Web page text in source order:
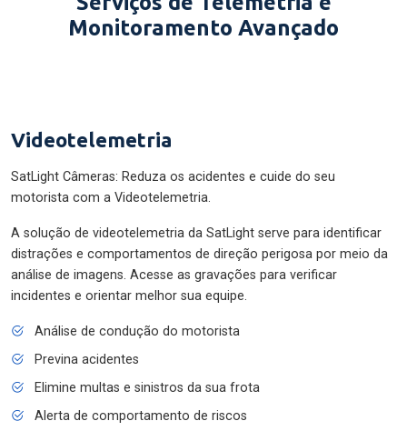
Monitoramento Avançado
Videotelemetria
SatLight Câmeras: Reduza os acidentes e cuide do seu
motorista com a Videotelemetria.
A solução de videotelemetria da SatLight serve para identificar
distrações e comportamentos de direção perigosa por meio da
análise de imagens. Acesse as gravações para verificar
incidentes e orientar melhor sua equipe.
Análise de condução do motorista
Previna acidentes
Elimine multas e sinistros da sua frota
Alerta de comportamento de riscos